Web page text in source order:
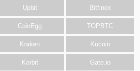
Upbit Bitfinex
CoinEgg TOPBTC
Kraken Kucoin
Korbit Gate.io